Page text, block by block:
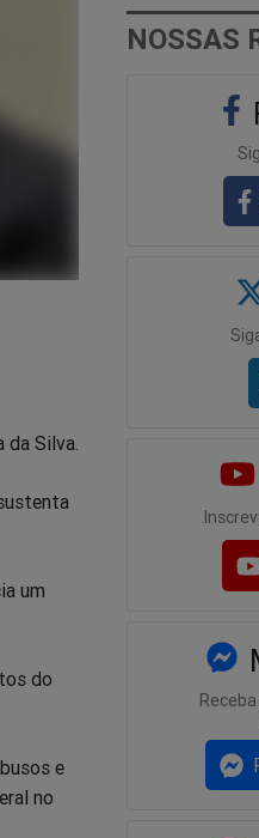
da Silva.
um
do
e
no
NOSSAS